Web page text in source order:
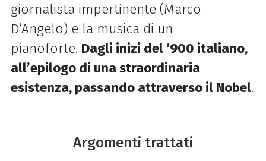
giornalista impertinente (Marco
D’Angelo) e la musica di un
pianoforte. Dagli inizi del ‘900 italiano,
all’epilogo di una straordinaria
esistenza, passando attraverso il Nobel.
Argomenti trattati